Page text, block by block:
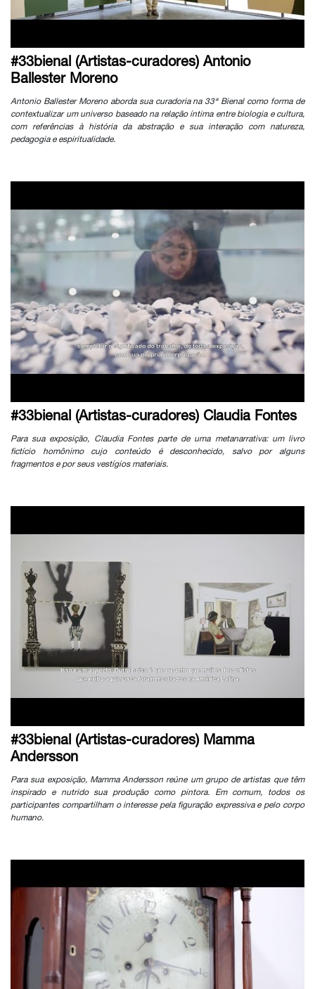
#33bienal (Artistas-curadores) Antonio
Ballester Moreno
Antonio Ballester Moreno aborda sua curadoria na 33ª Bienal como forma de
contextualizar um universo baseado na relação íntima entre biologia e cultura,
com referências à história da abstração e sua interação com natureza,
pedagogia e espiritualidade.
#33bienal (Artistas-curadores) Claudia Fontes
Para sua exposição, Claudia Fontes parte de uma metanarrativa: um livro
fictício homônimo cujo conteúdo é desconhecido, salvo por alguns
fragmentos e por seus vestígios materiais.
#33bienal (Artistas-curadores) Mamma
Andersson
Para sua exposição, Mamma Andersson reúne um grupo de artistas que têm
inspirado e nutrido sua produção como pintora. Em comum, todos os
participantes compartilham o interesse pela figuração expressiva e pelo corpo
humano.